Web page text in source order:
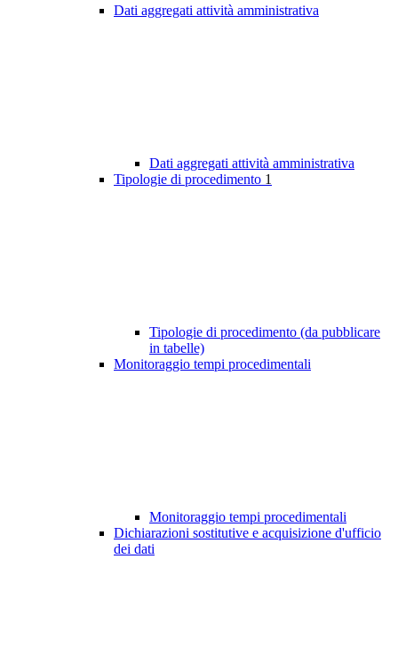
Dati aggregati attività amministrativa
Dati aggregati attività amministrativa
Tipologie di procedimento 1
Tipologie di procedimento (da pubblicare
in tabelle)
Monitoraggio tempi procedimentali
Monitoraggio tempi procedimentali
Dichiarazioni sostitutive e acquisizione d'ufficio
dei dati